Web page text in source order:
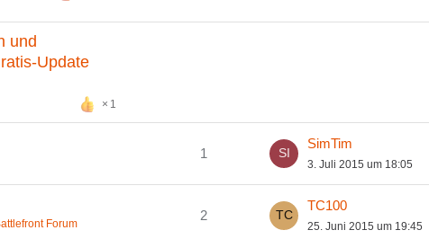
und
Update
1
1
SimTim
3. Juli 2015 um 18:05
Forum
2
TC100
25. Juni 2015 um 19:45